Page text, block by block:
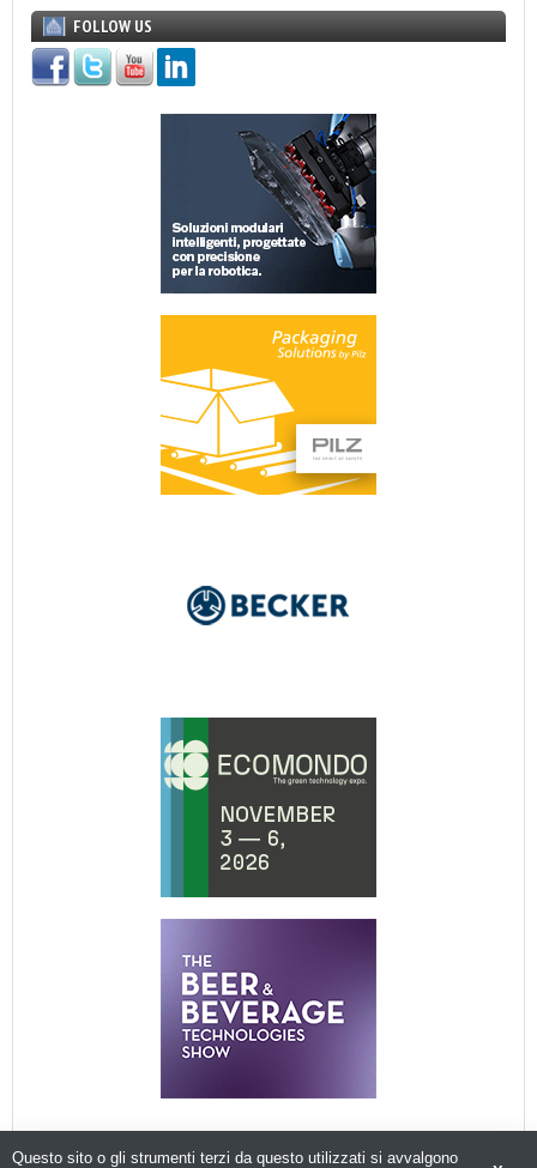
FOLLOW US
Questo sito o gli strumenti terzi da questo utilizzati si avvalgono